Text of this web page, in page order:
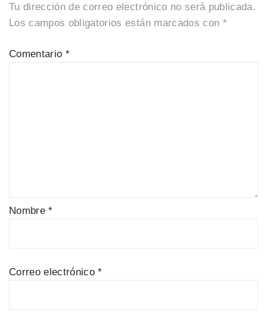
Tu dirección de correo electrónico no será publicada.
Los campos obligatorios están marcados con *
Comentario *
Nombre*
Correo electrónico*